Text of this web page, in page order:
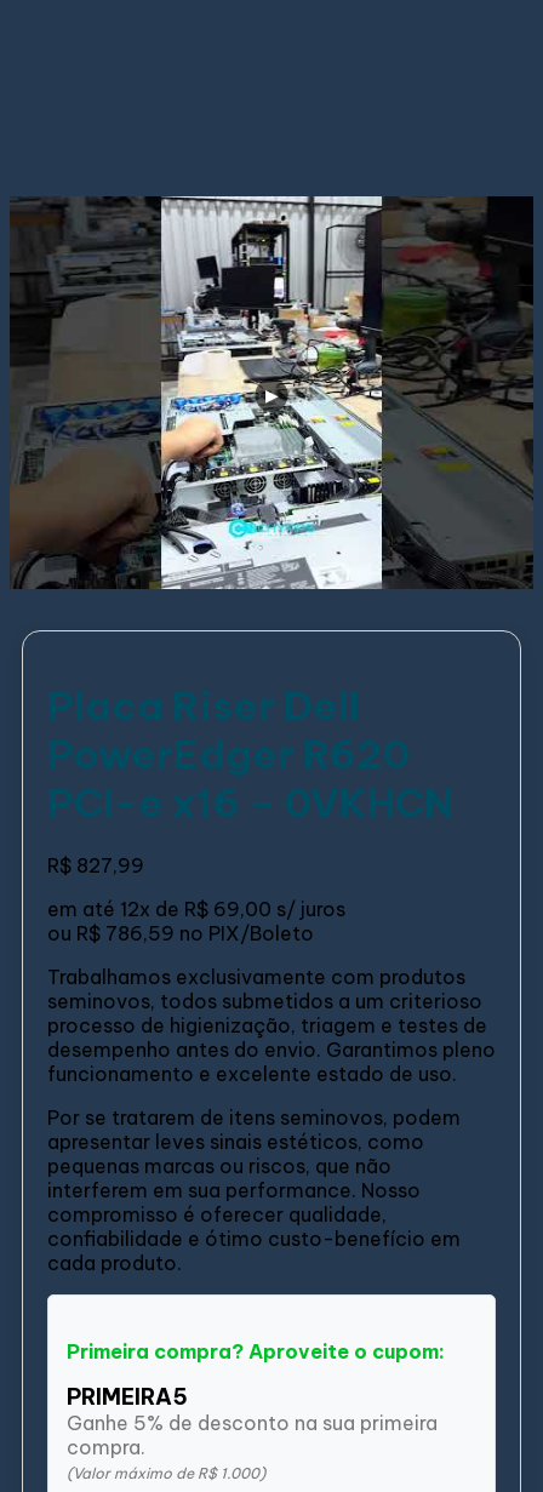
Placa Riser Dell
PowerEdger R620
PCI-e x16 – 0VKHCN
R$ 827,99
em até 12x de R$ 69,00 s/ juros
ou R$ 786,59 no PIX/Boleto
Trabalhamos exclusivamente com produtos
seminovos, todos submetidos a um criterioso
processo de higienização, triagem e testes de
desempenho antes do envio. Garantimos pleno
funcionamento e excelente estado de uso.
Por se tratarem de itens seminovos, podem
apresentar leves sinais estéticos, como
pequenas marcas ou riscos, que não
interferem em sua performance. Nosso
compromisso é oferecer qualidade,
confiabilidade e ótimo custo-benefício em
cada produto.
Primeira compra? Aproveite o cupom:
PRIMEIRA5
Ganhe 5% de desconto na sua primeira
compra.
(Valor máximo de R$ 1.000)